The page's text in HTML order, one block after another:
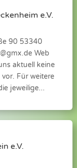
e.V.
90 53340
Web
aktuell keine
Für weitere
jeweilige...
e.V.